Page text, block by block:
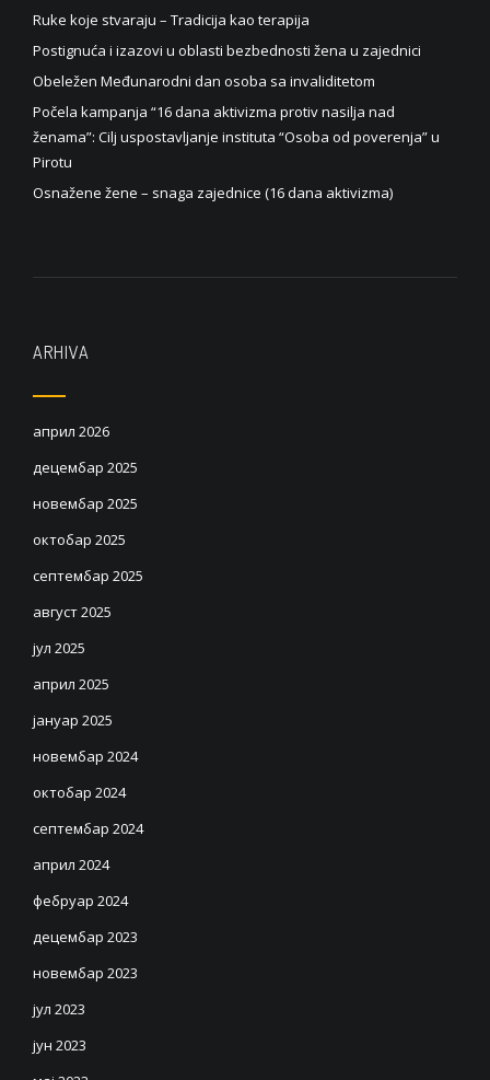
Ruke koje stvaraju – Tradicija kao terapija
Postignuća i izazovi u oblasti bezbednosti žena u zajednici
Obeležen Međunarodni dan osoba sa invaliditetom
Počela kampanja “16 dana aktivizma protiv nasilja nad
ženama”: Cilj uspostavljanje instituta “Osoba od poverenja” u
Pirotu
Osnažene žene – snaga zajednice (16 dana aktivizma)
ARHIVA
април 2026
децембар 2025
новембар 2025
октобар 2025
септембар 2025
август 2025
јул 2025
април 2025
јануар 2025
новембар 2024
октобар 2024
септембар 2024
април 2024
фебруар 2024
децембар 2023
новембар 2023
јул 2023
јун 2023